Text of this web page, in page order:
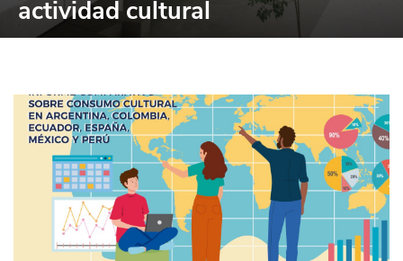
actividad cultural